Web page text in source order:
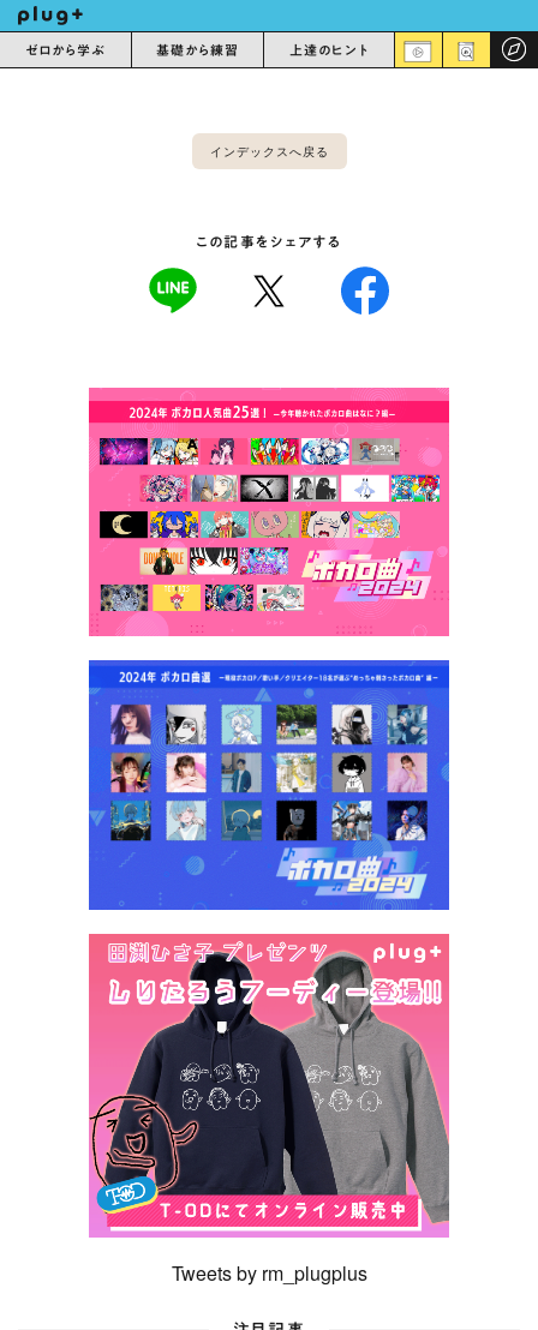
ゼロから学ぶ 基礎から練習 上達のヒント
インデックスへ戻る
この記事をシェアする
Tweets by rm_plugplus